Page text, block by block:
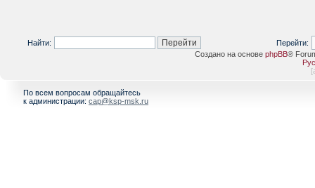
Найти:
Перейти:
Создано на основе phpBB®
[
По всем вопросам обращайтесь
к администрации: cap@ksp-msk.ru